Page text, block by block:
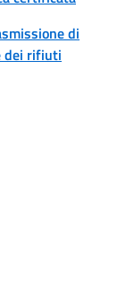
di
dei rifiuti